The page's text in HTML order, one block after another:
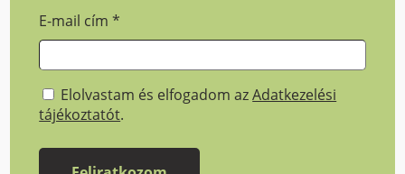
E-mail cím*
Elolvastam és elfogadom azAdatkezelési
tájékoztatót.